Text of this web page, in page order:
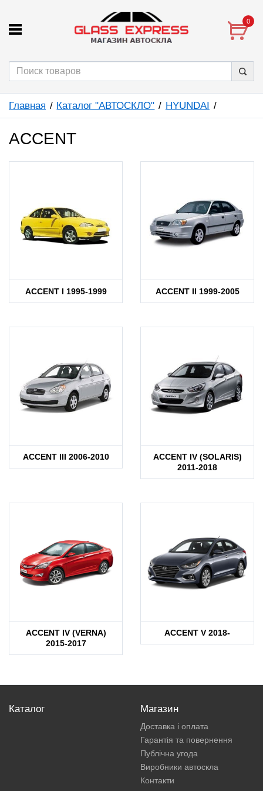
0
Главная Каталог "АВТОСКЛО" HYUNDAI
ACCENT
ACCENT I 1995-1999 ACCENT II 1999-2005
ACCENT III 2006-2010
ACCENT IV (SOLARIS)
2011-2018
ACCENT IV (VERNA)
2015-2017
ACCENT V 2018-
Каталог Магазин
Доставка і оплата
Гарантія та повернення
Публічна угода
Виробники автоскла
Контакти